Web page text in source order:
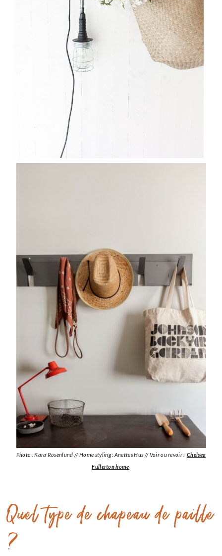
Photo : Kara Rosenlund // Home styling : Anettes Hus // Voir ou revoir : Chelsea
Fullerton home
Quel type de chapeau de paille
?